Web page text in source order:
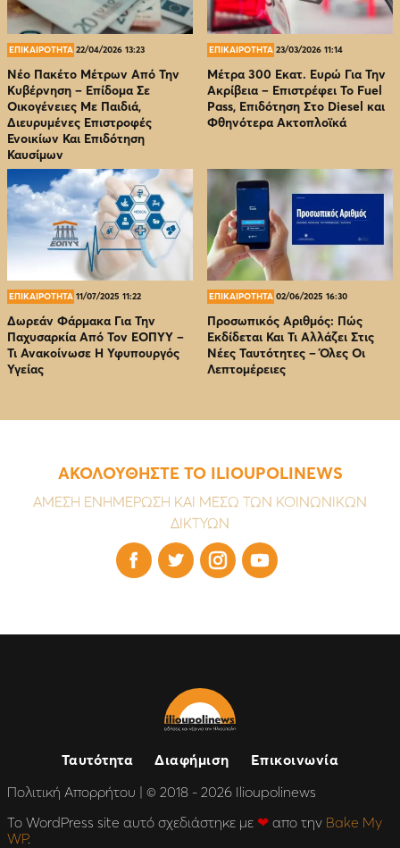
ΕΠΙΚΑΙΡΟΤΗΤΑ 22/04/2026 13:23
Νέο Πακέτο Μέτρων Από Την
Κυβέρνηση – Επίδομα Σε
Οικογένειες Με Παιδιά,
Διευρυμένες Επιστροφές
Ενοικίων Και Επιδότηση
Καυσίμων
ΕΠΙΚΑΙΡΟΤΗΤΑ 23/03/2026 11:14
Μέτρα 300 Εκατ. Ευρώ Για Την
Ακρίβεια – Επιστρέφει Το Fuel
Pass, Επιδότηση Στο Diesel και
Φθηνότερα Ακτοπλοϊκά
ΕΠΙΚΑΙΡΟΤΗΤΑ 11/07/2025 11:22
Δωρεάν Φάρμακα Για Την
Παχυσαρκία Από Τον EOΠΥΥ –
Τι Ανακοίνωσε Η Υφυπουργός
Υγείας
ΕΠΙΚΑΙΡΟΤΗΤΑ 02/06/2025 16:30
Προσωπικός Αριθμός: Πώς
Εκδίδεται Και Τι Αλλάζει Στις
Νέες Ταυτότητες – Όλες Οι
Λεπτομέρειες
ΑΚΟΛΟΥΘΗΣΤΕ ΤΟ ILIOUPOLINEWS
ΑΜΕΣΗ ΕΝΗΜΕΡΩΣΗ ΚΑΙ ΜΕΣΩ ΤΩΝ ΚΟΙΝΩΝΙΚΩΝ
ΔΙΚΤΥΩΝ
   
Ταυτότητα Διαφήμιση
Επικοινωνία
Πολιτική Απορρήτου | © 2018 - 2026 Ilioupolinews
Το WordPress site αυτό σχεδιάστηκε με ❤ απο την Bake My
WP.